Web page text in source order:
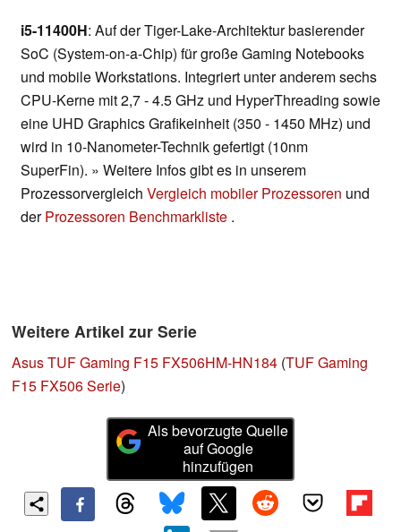
i5-11400H: Auf der Tiger-Lake-Architektur basierender
SoC (System-on-a-Chip) für große Gaming Notebooks
und mobile Workstations. Integriert unter anderem sechs
CPU-Kerne mit 2,7 - 4.5 GHz und HyperThreading sowie
eine UHD Graphics Grafikeinheit (350 - 1450 MHz) und
wird in 10-Nanometer-Technik gefertigt (10nm
SuperFin). » Weitere Infos gibt es in unserem
Prozessorvergleich Vergleich mobiler Prozessoren und
derProzessoren Benchmarkliste .
Weitere Artikel zur Serie
Asus TUF Gaming F15 FX506HM-HN184 (TUF Gaming
F15 FX506 Serie)
Als bevorzugte Quelle
auf Google
hinzufügen